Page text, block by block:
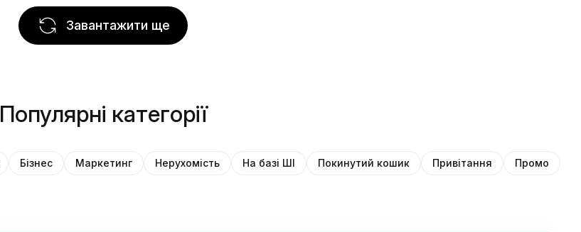
Завантажити ще
Популярні категорії
Бізнес Маркетинг Нерухомість На базі ШІ Покинутий кошик Привітання Промо